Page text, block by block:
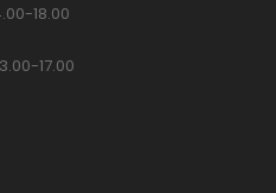
18.00
17.00